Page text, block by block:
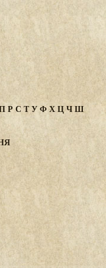
Р С ТУФХЦЧШ